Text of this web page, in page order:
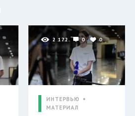
2 172 0 0
ИНТЕРВЬЮ
МАТЕРИАЛ